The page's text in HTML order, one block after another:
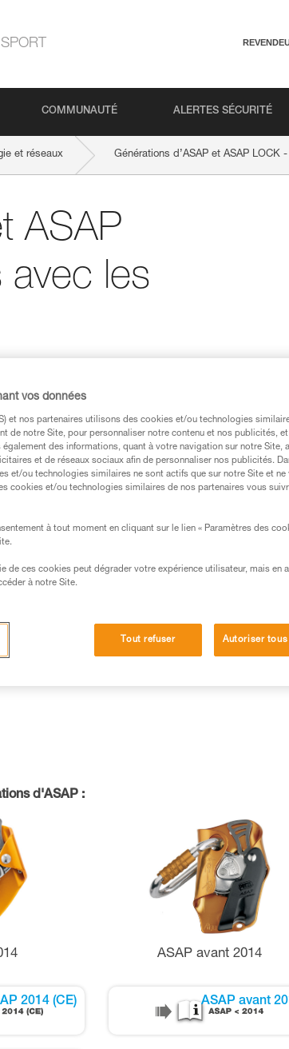
SPORT
COMMUNAUTÉ ALERTES SÉCURITÉ
et réseaux Générations d’ASAP et ASAP LOCK
ASAP
avec les
un absorbeur d’énergie
ASAP LOCK est compatible et
Des tests ont été conduits
générations.
utilisés dans ce conseil avant de le
notice technique pour pouvoir
entraînement spécifique. Validez avec
seul, en toute sécurité, avant de la
activité. Il peut en exister d’autres que
d'ASAP :
2014 (CE)
ASAP avant 2014
ASAP avant
vos données
et nos partenaires utilisons des cookies et/ou technologies
de notre Site, pour personnaliser notre contenu et nos publicités,
des informations, quant à votre navigation sur notre Site,
et de réseaux sociaux afin de personnaliser nos publicités.
et/ou technologies similaires ne sont actifs que sur notre Site et ne
cookies et/ou technologies similaires de nos partenaires vous
à tout moment en cliquant sur le lien « Paramètres des
de ces cookies peut dégrader votre expérience utilisateur, mais en
à notre Site.
Tout refuser Autoriser